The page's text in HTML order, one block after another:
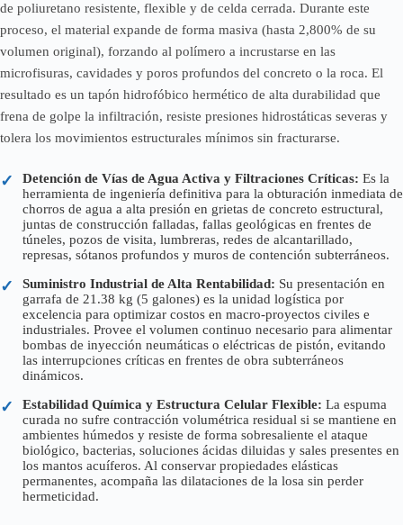
de poliuretano resistente, flexible y de celda cerrada. Durante este
proceso, el material expande de forma masiva (hasta 2,800% de su
volumen original), forzando al polímero a incrustarse en las
microfisuras, cavidades y poros profundos del concreto o la roca. El
resultado es un tapón hidrofóbico hermético de alta durabilidad que
frena de golpe la infiltración, resiste presiones hidrostáticas severas y
tolera los movimientos estructurales mínimos sin fracturarse.
✓ Detención de Vías de Agua Activa y Filtraciones Críticas: Es la
herramienta de ingeniería definitiva para la obturación inmediata de
chorros de agua a alta presión en grietas de concreto estructural,
juntas de construcción falladas, fallas geológicas en frentes de
túneles, pozos de visita, lumbreras, redes de alcantarillado,
represas, sótanos profundos y muros de contención subterráneos.
✓ Suministro Industrial de Alta Rentabilidad: Su presentación en
garrafa de 21.38 kg (5 galones) es la unidad logística por
excelencia para optimizar costos en macro-proyectos civiles e
industriales. Provee el volumen continuo necesario para alimentar
bombas de inyección neumáticas o eléctricas de pistón, evitando
las interrupciones críticas en frentes de obra subterráneos
dinámicos.
✓ Estabilidad Química y Estructura Celular Flexible: La espuma
curada no sufre contracción volumétrica residual si se mantiene en
ambientes húmedos y resiste de forma sobresaliente el ataque
biológico, bacterias, soluciones ácidas diluidas y sales presentes en
los mantos acuíferos. Al conservar propiedades elásticas
permanentes, acompaña las dilataciones de la losa sin perder
hermeticidad.